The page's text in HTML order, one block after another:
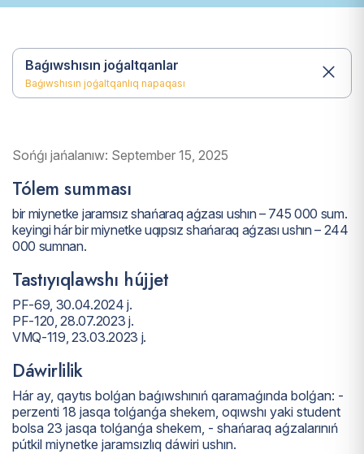
Baǵıwshısın joǵaltqanlar
Baǵıwshısın joǵaltqanlıq napaqası
Sońǵı jańalanıw: September 15, 2025
Tólem summası
bir miynetke jaramsız shańaraq aǵzası ushın – 745 000 sum.
keyingi hár bir miynetke uqıpsız shańaraq aǵzası ushın – 244
000 sumnan.
Tastıyıqlawshı hújjet
PF-69, 30.04.2024 j.
PF-120, 28.07.2023 j.
VMQ-119, 23.03.2023 j.
Dáwirlilik
Hár ay, qaytıs bolǵan baǵıwshınıń qaramaǵında bolǵan: -
perzenti 18 jasqa tolǵanǵa shekem, oqıwshı yaki student
bolsa 23 jasqa tolǵanǵa shekem, - shańaraq aǵzalarınıń
pútkil miynetke jaramsızlıq dáwiri ushın.